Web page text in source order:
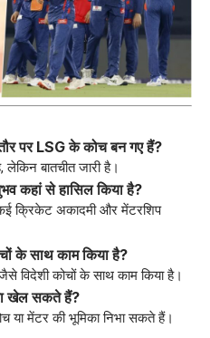
पर LSG के कोच बन गए हैं?
बातचीत जारी है।
कहां से हासिल किया है?
क्रिकेट अकादमी और मेंटरशिप
के साथ काम किया है?
विदेशी कोचों के साथ काम किया है।
खेल सकते हैं?
या मेंटर की भूमिका निभा सकते हैं।